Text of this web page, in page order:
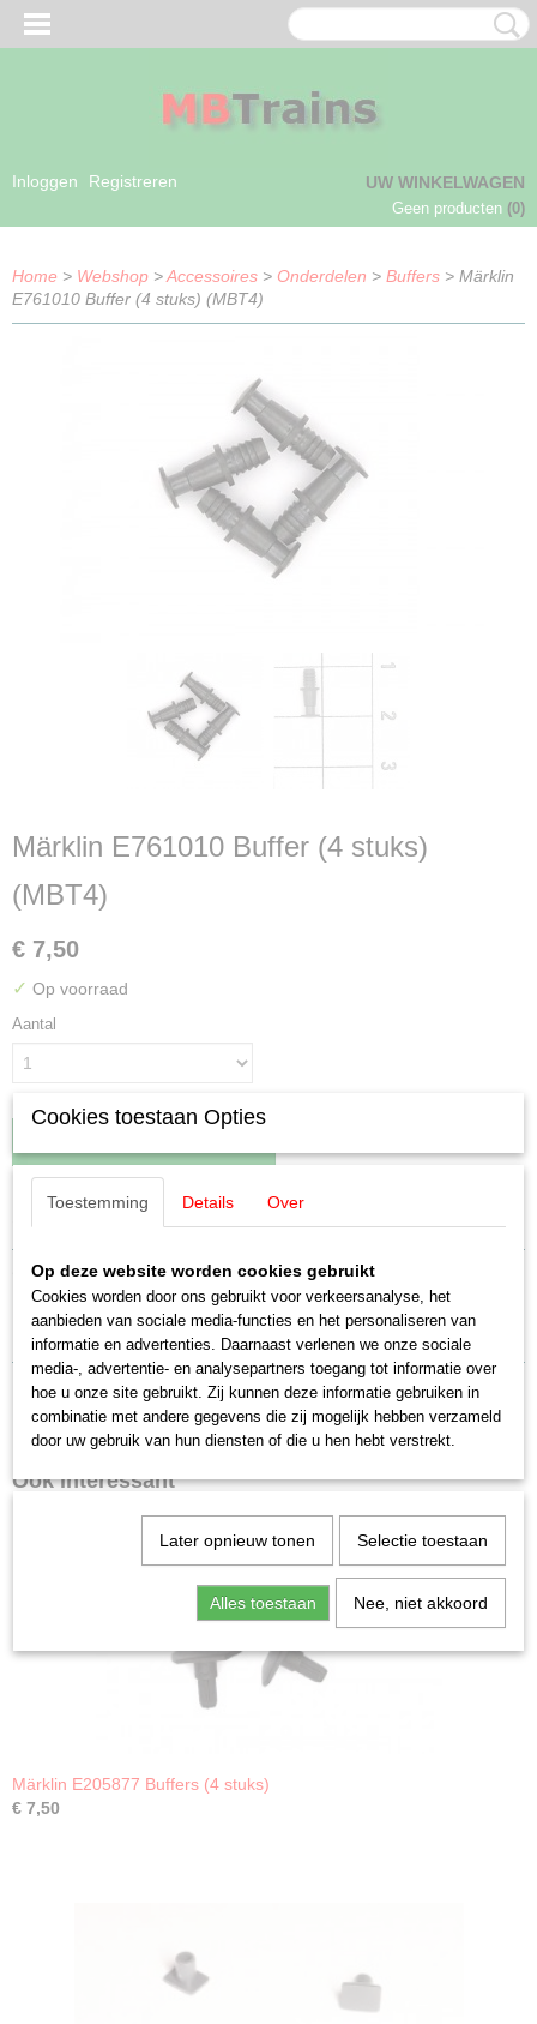
Inloggen Registreren UW WINKELWAGEN
Geen producten (0)
Home > Webshop >Accessoires > Onderdelen > Buffers > Märklin
E761010 Buffer (4 stuks) (MBT4)
Märklin E761010 Buffer (4 stuks)
(MBT4)
€ 7,50
✓ Op voorraad
Aantal
Specificaties
Productcode leverancier
E761010
Schaal
H0 (1:87)
Staat
Nieuw
Omschrijving
Märklin E761010 Buffer (4 stuks)
Ook interessant
Märklin E205877 Buffers (4 stuks)
€ 7,50
Cookies toestaan Opties
Toestemming Details Over
Op deze website worden cookies gebruikt
Cookies worden door ons gebruikt voor verkeersanalyse, het
aanbieden van sociale media-functies en het personaliseren van
informatie en advertenties. Daarnaast verlenen we onze sociale
media-, advertentie- en analysepartners toegang tot informatie over
hoe u onze site gebruikt. Zij kunnen deze informatie gebruiken in
combinatie met andere gegevens die zij mogelijk hebben verzameld
door uw gebruik van hun diensten of die u hen hebt verstrekt.
Later opnieuw tonen Selectie toestaan
Alles toestaan Nee, niet akkoord